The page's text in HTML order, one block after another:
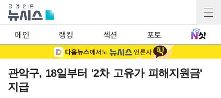
메인 랭킹 섹션 포토
관악구, 18일부터 '2차 고유가 피해지원금'
지급